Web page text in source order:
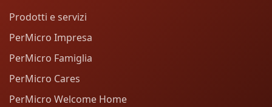
Prodotti e servizi
PerMicro Impresa
PerMicro Famiglia
PerMicro Cares
PerMicro Welcome Home